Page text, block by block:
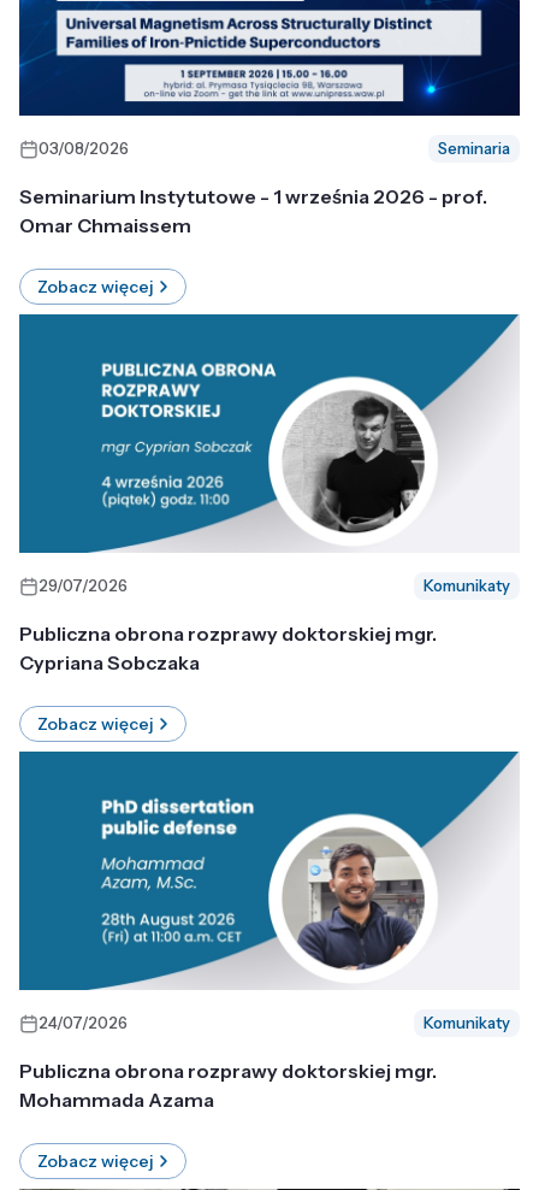
03/08/2026 Seminaria
Seminarium Instytutowe - 1 września 2026 - prof.
Omar Chmaissem
Zobacz więcej
29/07/2026 Komunikaty
Publiczna obrona rozprawy doktorskiej mgr.
Cypriana Sobczaka
Zobacz więcej
24/07/2026 Komunikaty
Publiczna obrona rozprawy doktorskiej mgr.
Mohammada Azama
Zobacz więcej